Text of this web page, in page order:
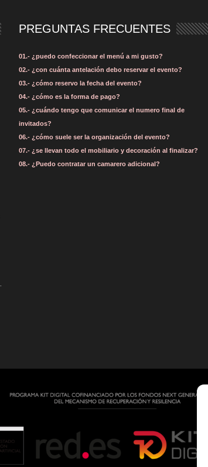
PREGUNTAS FRECUENTES
01.- ¿puedo confeccionar el menú a mi gusto?
02.- ¿con cuánta antelación debo reservar el evento?
03.- ¿cómo reservo la fecha del evento?
04.- ¿cómo es la forma de pago?
05.- ¿cuándo tengo que comunicar el numero final de
invitados?
06.- ¿cómo suele ser la organización del evento?
07.- ¿se llevan todo el mobiliario y decoración al finalizar?
08.- ¿Puedo contratar un camarero adicional?